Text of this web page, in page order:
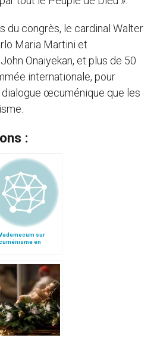
du congrès, le cardinal Walter
Maria Martini et
John Onaiyekan, et plus de 50
internationale, pour
œcuménique que les
:
sur
en